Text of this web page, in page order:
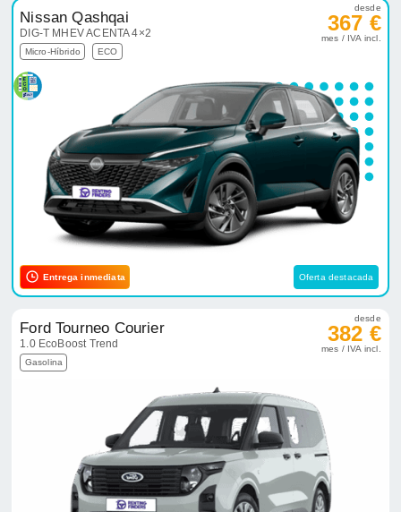
Nissan Qashqai
DIG-T MHEV ACENTA 4×2
Micro-Híbrido ECO
desde
367 €
mes / IVA incl.
Entrega inmediata Oferta destacada
Ford Tourneo Courier
1.0 EcoBoost Trend
Gasolina
desde
382 €
mes / IVA incl.